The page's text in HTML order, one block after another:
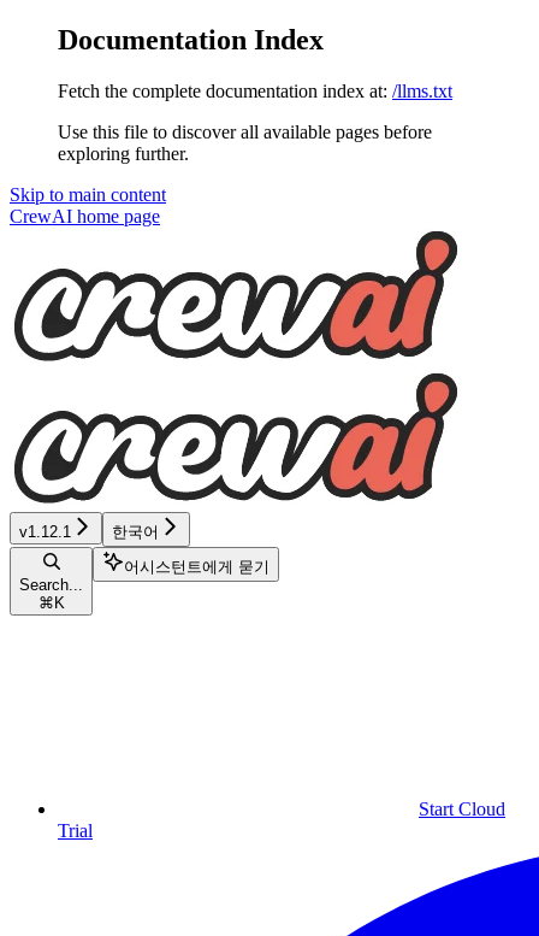
Documentation Index
Fetch the complete documentation index at: /llms.txt
Use this file to discover all available pages before
exploring further.
Skip to main content
CrewAI home page
v1.12.1 한국어
Search...
⌘ K
어시스턴트에게 묻기
Start Cloud
Trial